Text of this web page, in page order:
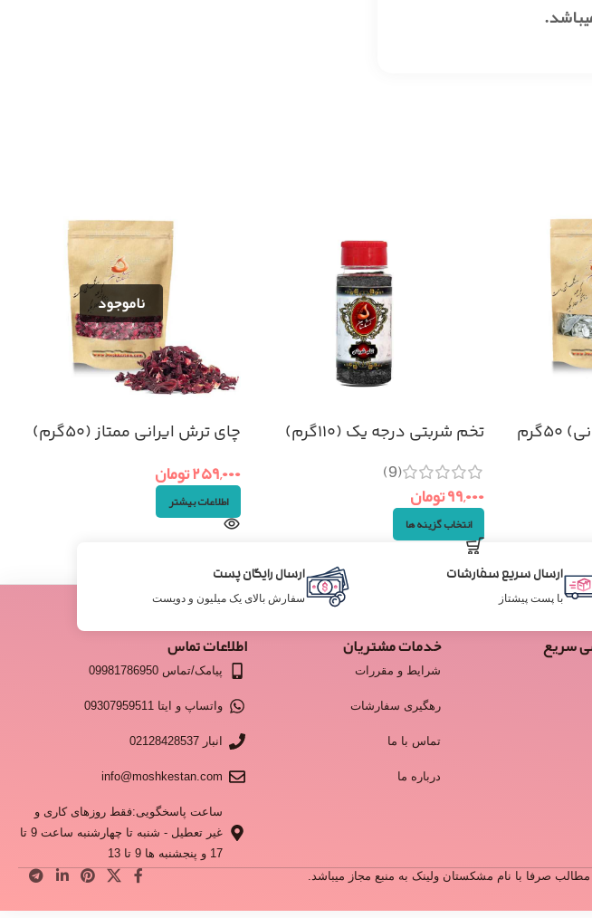
تخم شربتی درجه یک (۱۱۰گرم)
(9)
۹۹,۰۰۰تومان
انتخاب گزینه ها
چای ترش ایرانی ممتاز (۵۰گرم)
۲۵۹,۰۰۰تومان
اطلاعات بیشتر
ارسال سریع سفارشات
با پست پیشتاز
ارسال رایگان پست
سفارش بالای یک میلیون و دویست
سریع خدمات مشتریان
شرایط و مقررات
رهگیری سفارشات
تماس با ما
درباره ما
اطلاعات تماس
پیامک/تماس 09981786950
واتساپ و ایتا 09307959511
انبار 02128428537
info@moshkestan.com
ساعت پاسخگویی:فقط روزهای کاری و
غیر تعطیل - شنبه تا چهارشنبه ساعت 9 تا
17 و پنجشنبه ها 9 تا 13
صرفا با نام مشکستان ولینک به منبع مجاز میباشد.